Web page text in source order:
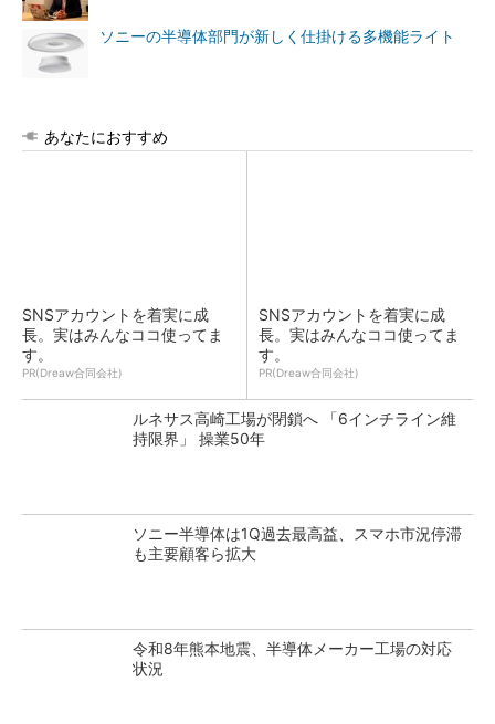
ソニーの半導体部門が新しく仕掛ける多機能ライト
あなたにおすすめ
SNSアカウントを着実に成
長。実はみんなココ使ってま
す。
PR(Dreaw合同会社)
SNSアカウントを着実に成
長。実はみんなココ使ってま
す。
PR(Dreaw合同会社)
ルネサス高崎工場が閉鎖へ 「6インチライン維
持限界」 操業50年
ソニー半導体は1Q過去最高益、スマホ市況停滞
も主要顧客ら拡大
令和8年熊本地震、半導体メーカー工場の対応
状況